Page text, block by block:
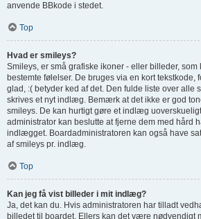
anvende BBkode i stedet.
Top
Hvad er smileys?
Smileys, er små grafiske ikoner - eller billeder,
bestemte følelser. De bruges via en kort tekstkode,
glad, :( betyder ked af det. Den fulde liste over alle
skrives et nyt indlæg. Bemærk at det ikke er god
smileys. De kan hurtigt gøre et indlæg
administrator kan beslutte at fjerne dem med hård
indlægget. Boardadministratoren kan også have
af smileys pr. indlæg.
Top
Kan jeg få vist billeder i mit indlæg?
Ja, det kan du. Hvis administratoren har tilladt
billedet til boardet. Ellers kan det være nødvendigt